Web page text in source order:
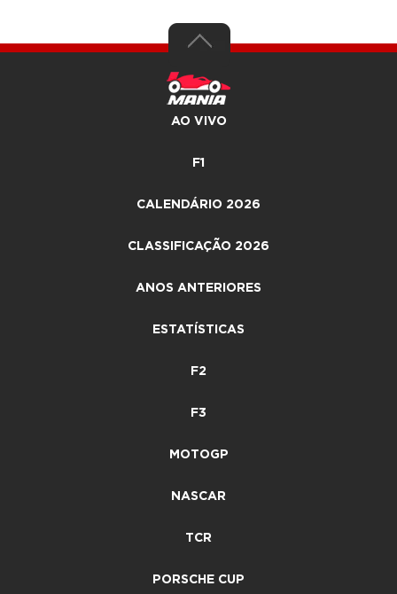
AO VIVO
F1
CALENDÁRIO 2026
CLASSIFICAÇÃO 2026
ANOS ANTERIORES
ESTATÍSTICAS
F2
F3
MOTOGP
NASCAR
TCR
PORSCHE CUP